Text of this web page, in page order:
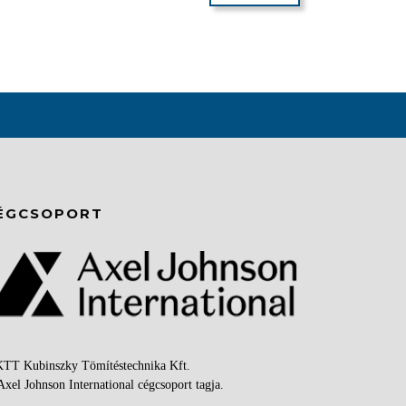
Kubinszky Tömítéstechnika Kft.
Johnson International cégcsoport tagja.